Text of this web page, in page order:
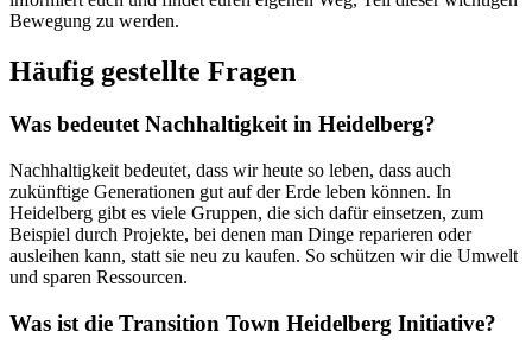
Bewegung zu werden.
Häufig gestellte Fragen
Was bedeutet Nachhaltigkeit in Heidelberg?
Nachhaltigkeit bedeutet, dass wir heute so leben, dass auch
zukünftige Generationen gut auf der Erde leben können. In
Heidelberg gibt es viele Gruppen, die sich dafür einsetzen, zum
Beispiel durch Projekte, bei denen man Dinge reparieren oder
ausleihen kann, statt sie neu zu kaufen. So schützen wir die Umwelt
und sparen Ressourcen.
Was ist die Transition Town Heidelberg Initiative?